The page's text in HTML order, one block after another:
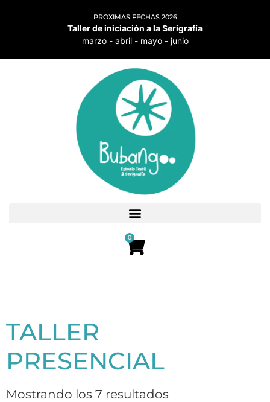
PROXIMAS FECHAS 2026
Taller de iniciación a la Serigrafía
marzo - abril - mayo - junio
0
TALLER
PRESENCIAL
Mostrando los 7 resultados